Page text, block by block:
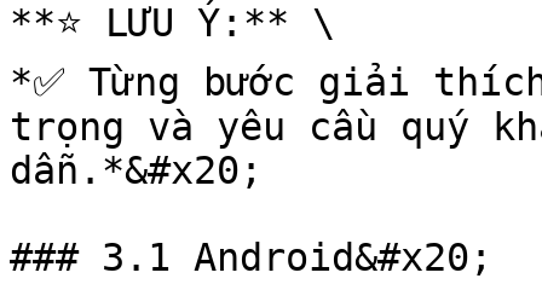
**⭐️ LƯU Ý:** \
*✅ Từng bước giải
trọng và yêu cầu quý
dẫn.*&#x20;
### 3.1 Android&#x20;